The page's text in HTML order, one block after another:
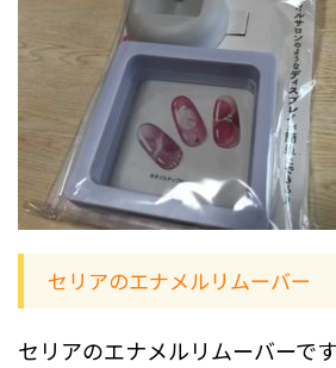
セリアのエナメルリムーバー
セリアのエナメルリムーバーです